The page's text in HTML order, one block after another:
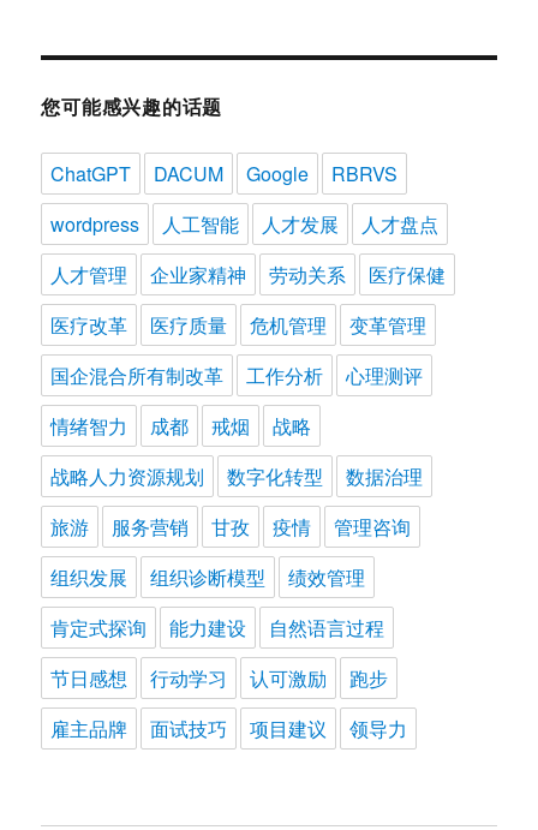
您可能感兴趣的话题
ChatGPT DACUM Google
RBRVS
wordpress
人工智能 人才发展
人才盘点
人才管理
企业家精神 劳动关系
医疗保健
医疗改革
医疗质量 危机管理
变革管理
国企混合所有制改革
工作分析
心理测评
情绪智力
成都 戒烟
战略
战略人力资源规划
数字化转型
数据治理
旅游
服务营销 甘孜 疫情
管理咨询
组织发展
组织诊断模型
绩效管理
肯定式探询
能力建设
自然语言过程
节日感想
行动学习 认可激励
跑步
雇主品牌
面试技巧 项目建议 领导力